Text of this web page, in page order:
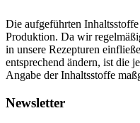
Die aufgeführten
Produktion. Da wir
in unsere Rezepturen
entsprechend ändern, ist die
Angabe der Inhaltsstoffe
Newsletter